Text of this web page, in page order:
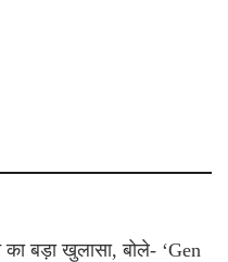
बड़ा खुलासा, बोले- ‘Gen